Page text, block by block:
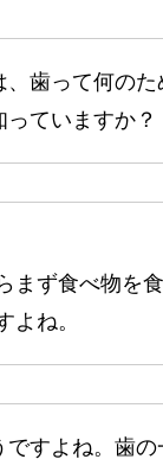
、歯って何の
っていますか？
まず食べ物を食
よね。
ですよね。歯の